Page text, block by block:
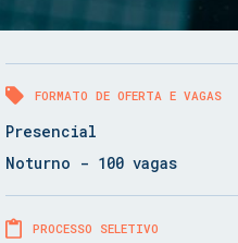
FORMATO DE OFERTA E VAGAS
Presencial
Noturno - 100 vagas
PROCESSO SELETIVO